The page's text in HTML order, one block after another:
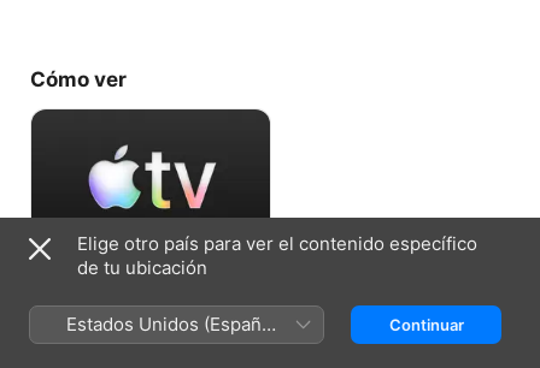
Cómo ver
7 días gratis, luego USD 6.99 al mes.
Elige otro país para ver el contenido específico
de tu ubicación
Estados Unidos (Español
México)
Continuar